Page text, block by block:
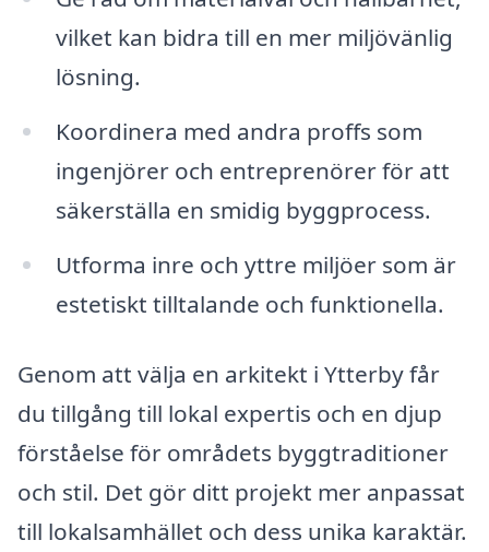
vilket kan bidra till en mer miljövänlig
lösning.
Koordinera med andra proffs som
ingenjörer och entreprenörer för att
säkerställa en smidig byggprocess.
Utforma inre och yttre miljöer som är
estetiskt tilltalande och funktionella.
Genom att välja en arkitekt i Ytterby får
du tillgång till lokal expertis och en djup
förståelse för områdets byggtraditioner
och stil. Det gör ditt projekt mer anpassat
till lokalsamhället och dess unika karaktär.